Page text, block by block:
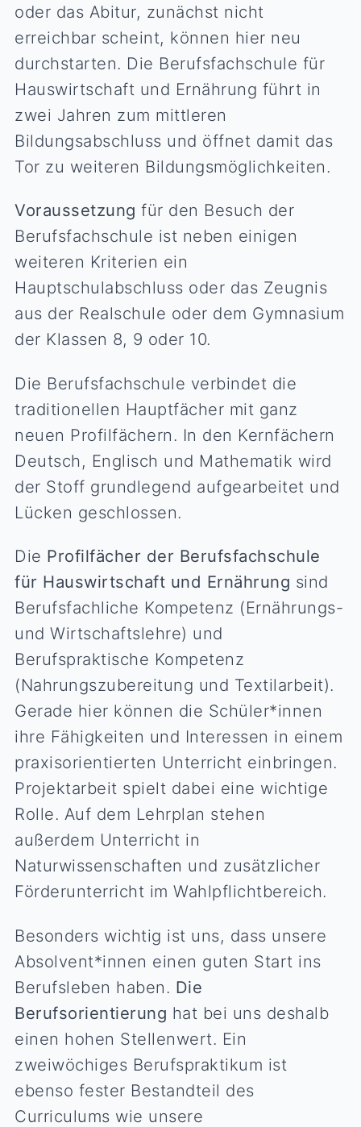
oder das Abitur, zunächst nicht
erreichbar scheint, können hier neu
durchstarten. Die Berufsfachschule für
Hauswirtschaft und Ernährung führt in
zwei Jahren zum mittleren
Bildungsabschluss und öffnet damit das
Tor zu weiteren Bildungsmöglichkeiten.
Voraussetzung für den Besuch der
Berufsfachschule ist neben einigen
weiteren Kriterien ein
Hauptschulabschluss oder das Zeugnis
aus der Realschule oder dem Gymnasium
der Klassen 8, 9 oder 10.
Die Berufsfachschule verbindet die
traditionellen Hauptfächer mit ganz
neuen Profilfächern. In den Kernfächern
Deutsch, Englisch und Mathematik wird
der Stoff grundlegend aufgearbeitet und
Lücken geschlossen.
Die Profilfächer der Berufsfachschule
für Hauswirtschaft und Ernährung sind
Berufsfachliche Kompetenz (Ernährungs-
und Wirtschaftslehre) und
Berufspraktische Kompetenz
(Nahrungszubereitung und Textilarbeit).
Gerade hier können die Schüler*innen
ihre Fähigkeiten und Interessen in einem
praxisorientierten Unterricht einbringen.
Projektarbeit spielt dabei eine wichtige
Rolle. Auf dem Lehrplan stehen
außerdem Unterricht in
Naturwissenschaften und zusätzlicher
Förderunterricht im Wahlpflichtbereich.
Besonders wichtig ist uns, dass unsere
Absolvent*innen einen guten Start ins
Berufsleben haben. Die
Berufsorientierung hat bei uns deshalb
einen hohen Stellenwert. Ein
zweiwöchiges Berufspraktikum ist
ebenso fester Bestandteil des
Curriculums wie unsere